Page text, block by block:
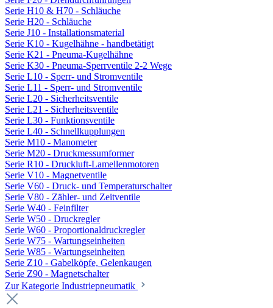
Serie H10 & H70 - Schläuche
Serie H20 - Schläuche
Serie J10 - Installationsmaterial
Serie K10 - Kugelhähne - handbetätigt
Serie K21 - Pneuma-Kugelhähne
Serie K30 - Pneuma-Sperrventile 2-2 Wege
Serie L10 - Sperr- und Stromventile
Serie L11 - Sperr- und Stromventile
Serie L20 - Sicherheitsventile
Serie L21 - Sicherheitsventile
Serie L30 - Funktionsventile
Serie L40 - Schnellkupplungen
Serie M10 - Manometer
Serie M20 - Druckmessumformer
Serie R10 - Druckluft-Lamellenmotoren
Serie V10 - Magnetventile
Serie V60 - Druck- und Temperaturschalter
Serie V80 - Zähler- und Zeitventile
Serie W40 - Feinfilter
Serie W50 - Druckregler
Serie W60 - Proportionaldruckregler
Serie W75 - Wartungseinheiten
Serie W85 - Wartungseinheiten
Serie Z10 - Gabelköpfe, Gelenkaugen
Serie Z90 - Magnetschalter
Zur Kategorie Industriepneumatik